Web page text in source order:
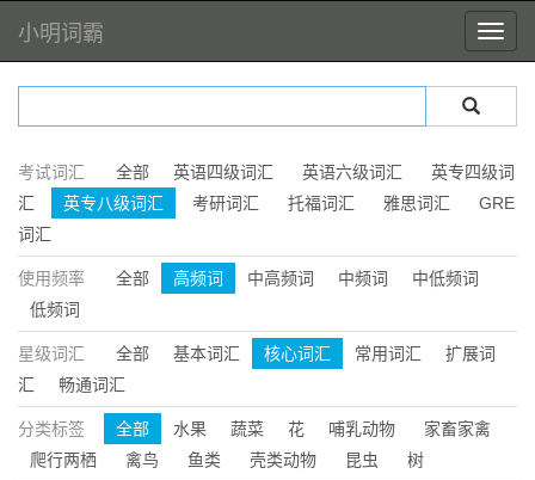
小明词霸
考试词汇 全部 英语四级词汇 英语六级词汇
英专四级词
汇
英专八级词汇 考研词汇 托福词汇 雅思词汇
GRE
词汇
使用频率 全部 高频词 中高频词 中频词
中低频词
低频词
星级词汇 全部 基本词汇 核心词汇 常用词汇
扩展词
汇
畅通词汇
分类标签 全部 水果 蔬菜 花 哺乳动物
家畜家禽
爬行两栖
禽鸟 鱼类 壳类动物 昆虫 树